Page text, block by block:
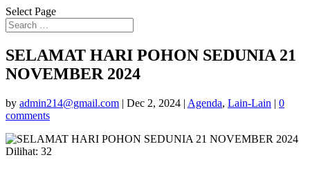
Select Page
SELAMAT HARI POHON SEDUNIA 21
NOVEMBER 2024
by admin214@gmail.com | Dec 2, 2024 | Agenda, Lain-Lain | 0
comments
Dilihat: 32